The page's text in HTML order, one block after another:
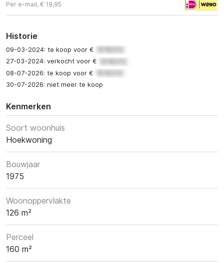
Per e-mail, € 19,95
Historie
09-03-2024: te koop voor €
27-03-2024: verkocht voor €
08-07-2026: te koop voor €
30-07-2026: niet meer te koop
Kenmerken
Soort woonhuis
Hoekwoning
Bouwjaar
1975
Woonoppervlakte
126 m²
Perceel
160 m²